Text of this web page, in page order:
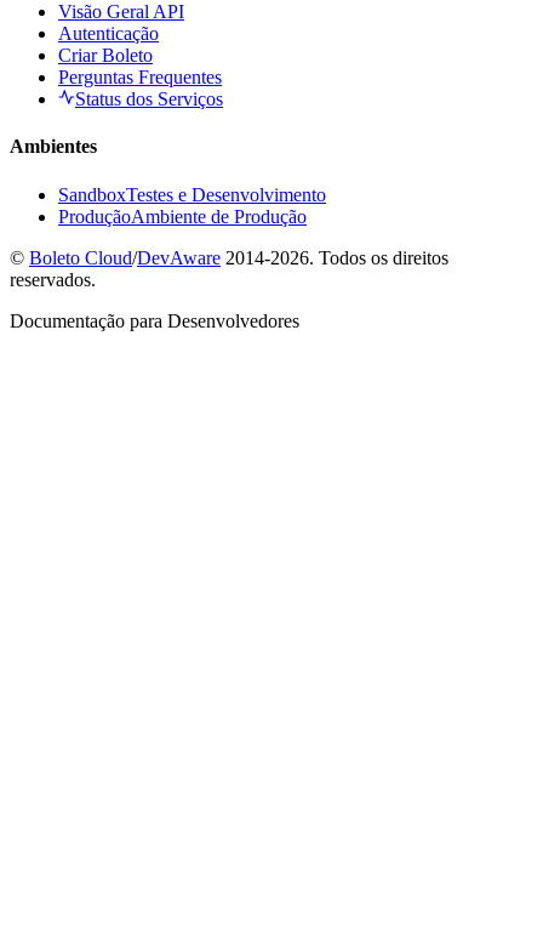
Visão Geral API
Autenticação
Criar Boleto
Perguntas Frequentes
Status dos Serviços
Ambientes
SandboxTestes e Desenvolvimento
ProduçãoAmbiente de Produção
© Boleto Cloud/DevAware 2014-2026. Todos os direitos
reservados.
Documentação para Desenvolvedores